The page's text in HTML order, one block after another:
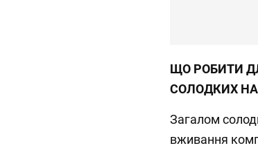
ЩО РОБИТИ
СОЛОДКИХ
Загалом
вживання